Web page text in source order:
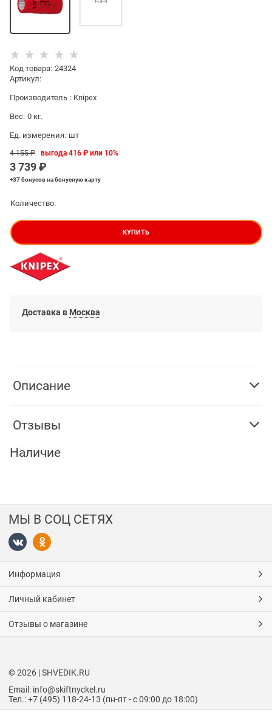
Код товара: 24324
Артикул:
Производитель : Knipex
Вес: 0 кг.
Ед. измерения: шт
4 155 ₽
3 739 ₽
выгода416 ₽ или 10%
+37 бонусовна бонусную карту
Количество:
КУПИТЬ
Доставка в Москва
Описание
Отзывы
Наличие
МЫ В СОЦ СЕТЯХ
Информация
Личный кабинет
Отзывы о магазине
© 2026 | SHVEDIK.RU
Email: info@skiftnyckel.ru
Тел.: +7 (495) 118-24-13 (пн-пт - с 09:00 до 18:00)